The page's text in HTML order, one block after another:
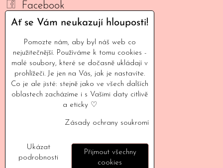
Facebook
YouTube
Mail
INFORMACE
Naše filozofie
Velkoodběratelé
Ať se Vám neukazují hlouposti!
Pomozte nám, aby byl náš web co
nejužitečnější. Používáme k tomu cookies -
malé soubory, které se dočasně ukládají v
prohlížeči. Je jen na Vás, jak je nastavíte.
Co je ale jisté: stejně jako ve všech dalších
oblastech zacházíme i s Vašimi daty citlivě
a eticky ♡
Zásady ochrany soukromí
Ukázat
podrobnosti
Přijmout všechny
cookies